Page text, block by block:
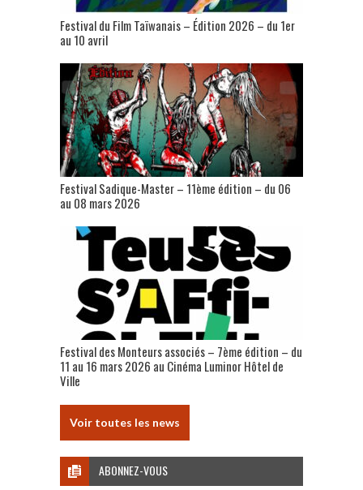
Festival du Film Taïwanais – Édition 2026 – du 1er
au 10 avril
Festival Sadique-Master – 11ème édition – du 06
au 08 mars 2026
Festival des Monteurs associés – 7ème édition – du
11 au 16 mars 2026 au Cinéma Luminor Hôtel de
Ville
Voir toutes les news
ABONNEZ-VOUS